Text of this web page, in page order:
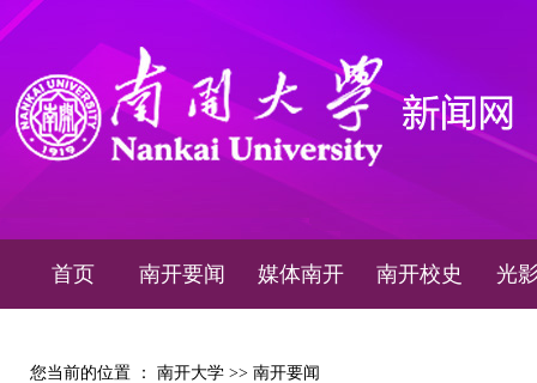
首页 南开要闻 媒体南开 南开校史 光
您当前的位置 ： 南开大学 >> 南开要闻